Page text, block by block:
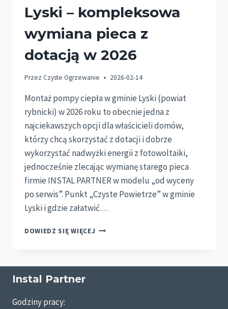
Lyski – kompleksowa
wymiana pieca z
dotacją w 2026
Przez Czyste Ogrzewanie 2026-02-14
Montaż pompy ciepła w gminie Lyski (powiat
rybnicki) w 2026 roku to obecnie jedna z
najciekawszych opcji dla właścicieli domów,
którzy chcą skorzystać z dotacji i dobrze
wykorzystać nadwyżki energii z fotowoltaiki,
jednocześnie zlecając wymianę starego pieca
firmie INSTAL PARTNER w modelu „od wyceny
po serwis”. Punkt „Czyste Powietrze” w gminie
Lyski i gdzie załatwić…
DOWIEDZ SIĘ WIĘCEJ MONTAŻ
Instal Partner
Godziny pracy: